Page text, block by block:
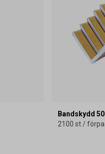
Bandskydd
2100 st /